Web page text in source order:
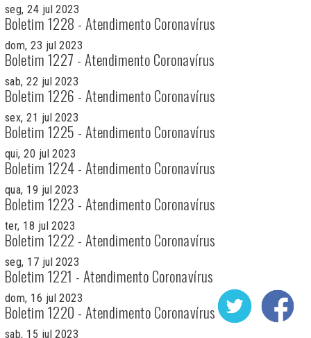
seg, 24 jul 2023
Boletim 1228 - Atendimento Coronavírus
dom, 23 jul 2023
Boletim 1227 - Atendimento Coronavírus
sab, 22 jul 2023
Boletim 1226 - Atendimento Coronavírus
sex, 21 jul 2023
Boletim 1225 - Atendimento Coronavírus
qui, 20 jul 2023
Boletim 1224 - Atendimento Coronavírus
qua, 19 jul 2023
Boletim 1223 - Atendimento Coronavírus
ter, 18 jul 2023
Boletim 1222 - Atendimento Coronavírus
seg, 17 jul 2023
Boletim 1221 - Atendimento Coronavírus
dom, 16 jul 2023
Boletim 1220 - Atendimento Coronavírus
sab, 15 jul 2023